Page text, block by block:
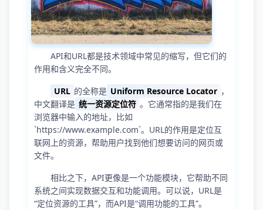
API和URL都是技术领域中常见的缩写，但它们的
作用和含义完全不同。
URL 的全称是 Uniform Resource Locator ，
中文翻译是 统一资源定位符 。它通常指的是我们在
浏览器中输入的地址，比如
`https://www.example.com`。URL的作用是定位互
联网上的资源，帮助用户找到他们想要访问的网页或
文件。
相比之下，API更像是一个功能模块，它帮助不同
系统之间实现数据交互和功能调用。可以说，URL是
“定位资源的工具”，而API是“调用功能的工具”。